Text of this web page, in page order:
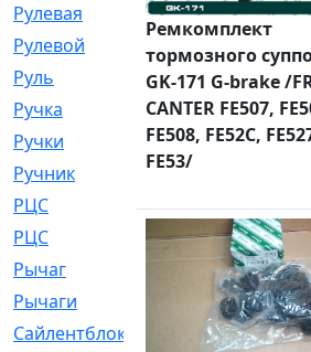
Рулевая
[974]
Рулевой
[585]
Руль
[12]
Ручка
[29]
Ручки
[3]
Ручник
РЦC
[12]
РЦС
[84]
Рычаг
[588]
Рычаги
[3]
Сайлентблок
[4208]
Ремкомплект
тормозного
GK-171 G-brake /
CANTER FE507,
FE508, FE52C,
FE53/